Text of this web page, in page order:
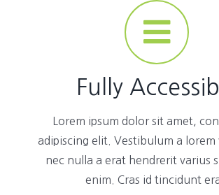
Fully
Lorem ipsum dolor sit amet,
adipiscing elit. Vestibulum a lorem
nec nulla a erat hendrerit varius
enim. Cras id tincidunt